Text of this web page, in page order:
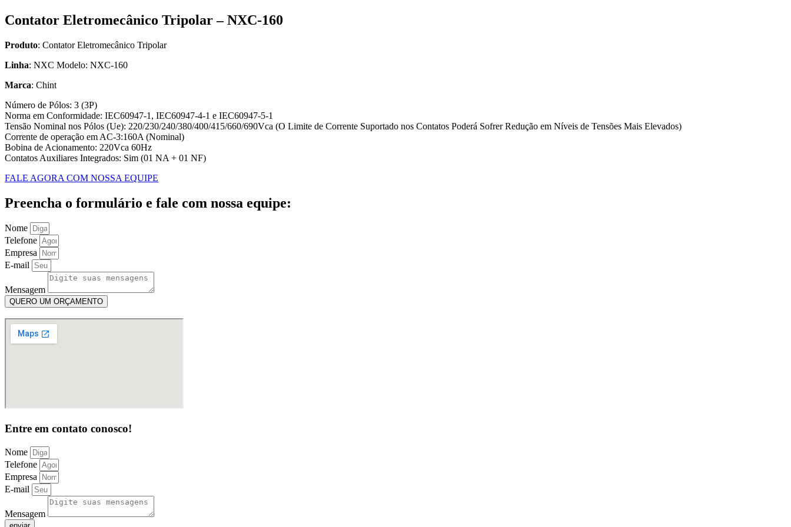
Contator Eletromecânico Tripolar – NXC-160
Produto: Contator Eletromecânico Tripolar
Linha: NXC Modelo: NXC-160
Marca: Chint
Número de Pólos: 3 (3P)
Norma em Conformidade: IEC60947-1, IEC60947-4-1 e IEC60947-5-1
Tensão Nominal nos Pólos (Ue): 220/230/240/380/400/415/660/690Vca (O Limite de Corrente Suportado nos Contatos Poderá Sofrer Redução em Níveis de Tensões Mais Elevados)
Corrente de operação em AC-3:160A (Nominal)
Bobina de Acionamento: 220Vca 60Hz
Contatos Auxiliares Integrados: Sim (01 NA + 01 NF)
FALE AGORA COM NOSSA EQUIPE
Preencha o formulário e fale com nossa equipe:
Nome
Telefone
Empresa
E-mail
Mensagem
QUERO UM ORÇAMENTO
Entre em contato conosco!
Nome
Telefone
Empresa
E-mail
Mensagem